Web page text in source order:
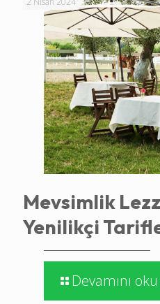
Mevsimlik
Yenilikçi
Devamını oku